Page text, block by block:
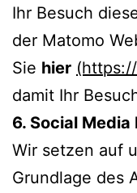
Ihr Besuch
der Matomo
Sie hier
damit Ihr
6. Social Media
Wir setzen auf
Grundlage des